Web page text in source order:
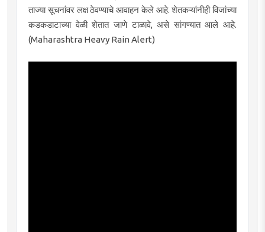
ताज्या सूचनांवर लक्ष ठेवण्याचे आवाहन केले आहे. शेतकऱ्यांनीही विजांच्या
कडकडाटाच्या वेळी शेतात जाणे टाळावे, असे सांगण्यात आले आहे.
(Maharashtra Heavy Rain Alert)